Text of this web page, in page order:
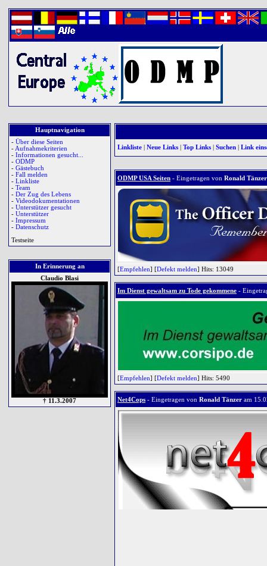
Hauptnavigation
- Über diese Seiten
- Aufnahmekriterien
- Informationen gesucht...
- ODMP
- Gästebuch
- Fall melden
- Linkliste
- Team
- Der Zug des Lebens
- Videodokumentationen
- Unterstützer gesucht
- Unterstützer
- Impressum
- Datenschutz
Testseite
In Erinnerung an
Claudio Blasi
† 11.3.2007
Linkliste Neue Links Top Links Suchen Link
ODMP USA Seiten - Eingetragen von Ronald Tänzer
[Empfehlen] [Defekt melden] Hits: 13049
Im Dienst gewaltsam zu Tode gekommene -
[Empfehlen] [Defekt melden] Hits: 5490
Net4Cops - Eingetragen von Ronald Tänzer am